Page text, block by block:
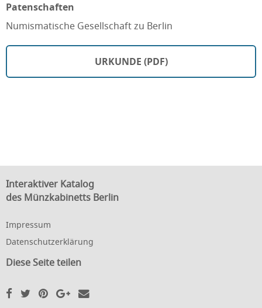
Patenschaften
Numismatische Gesellschaft zu Berlin
URKUNDE (PDF)
Interaktiver Katalog
des Münzkabinetts Berlin
Impressum
Datenschutzerklärung
Diese Seite teilen